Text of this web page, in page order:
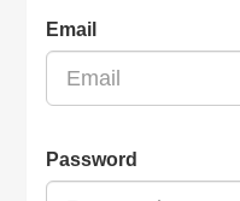
Email
Password